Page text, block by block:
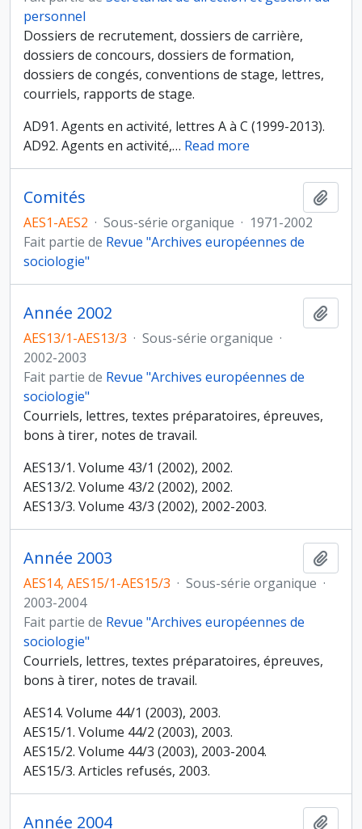
personnel
Dossiers de recrutement, dossiers de carrière,
dossiers de concours, dossiers de formation,
dossiers de congés, conventions de stage, lettres,
courriels, rapports de stage.
AD91. Agents en activité, lettres A à C (1999-2013).
AD92. Agents en activité,… Read more
Comités
AES1-AES2 · Sous-série organique · 1971-2002
Fait partie de Revue "Archives européennes de
sociologie"
Année 2002
AES13/1-AES13/3 · Sous-série organique ·
2002-2003
Fait partie de Revue "Archives européennes de
sociologie"
Courriels, lettres, textes préparatoires, épreuves,
bons à tirer, notes de travail.
AES13/1. Volume 43/1 (2002), 2002.
AES13/2. Volume 43/2 (2002), 2002.
AES13/3. Volume 43/3 (2002), 2002-2003.
Année 2003
AES14, AES15/1-AES15/3 · Sous-série organique ·
2003-2004
Fait partie de Revue "Archives européennes de
sociologie"
Courriels, lettres, textes préparatoires, épreuves,
bons à tirer, notes de travail.
AES14. Volume 44/1 (2003), 2003.
AES15/1. Volume 44/2 (2003), 2003.
AES15/2. Volume 44/3 (2003), 2003-2004.
AES15/3. Articles refusés, 2003.
Année 2004